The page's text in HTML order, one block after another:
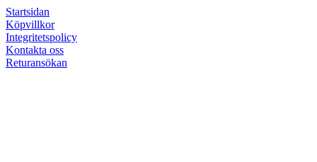
Startsidan
Köpvillkor
Integritetspolicy
Kontakta oss
Returansökan